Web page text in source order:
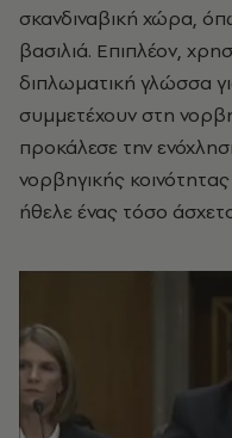
σκανδιναβική χώρα,
βασιλιά. Επιπλέον,
διπλωματική γλώσσα
συμμετέχουν στη
προκάλεσε την
νορβηγικής
ήθελε ένας τόσο